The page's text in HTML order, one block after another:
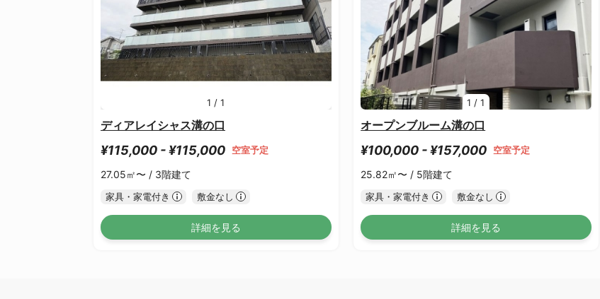
1 /1
ディアレイシャス溝の口
¥115,000 - ¥115,000 空室予定
27.05㎡〜 / 3階建て
家具・家電付き 敷金なし
詳細を見る
1 /1
オープンブルーム溝の口
¥100,000 - ¥157,000 空室予定
25.82㎡〜 / 5階建て
家具・家電付き 敷金なし
詳細を見る